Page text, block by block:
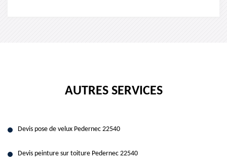
AUTRES SERVICES
Devis pose de velux Pedernec 22540
Devis peinture sur toiture Pedernec 22540